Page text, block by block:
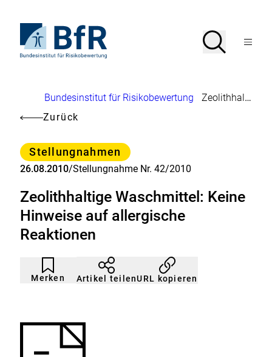
Seiteninhalt
springenStartseite
von
Suche
SucheMenü
Brotkrumennavigation
Bundesinstitut für Risikobewertung
Zeolithhaltige Waschmittel: Keine Hinweise auf allergische Reaktionen
Zurück
Kategorie
Stellungnahmen
26.08.2010/Stellungnahme Nr. 42/2010
Zeolithhaltige Waschmittel: Keine
Hinweise auf allergische
Reaktionen
Merken
Artikel
nicht
gemerkt
Durch
Klicken
der
Artikel teilenURL kopieren